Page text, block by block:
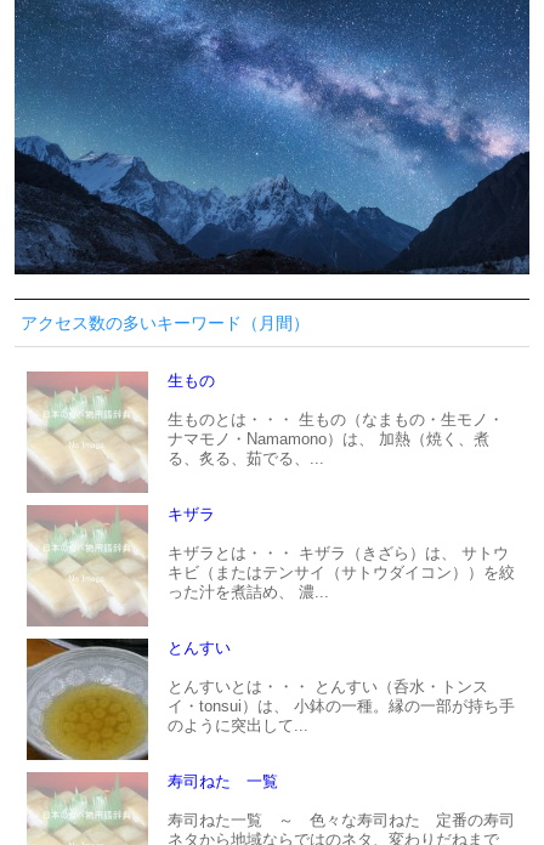
アクセス数の多いキーワード（月間）
生もの
生ものとは・・・ 生もの（なまもの・生モノ・
ナマモノ・Namamono）は、 加熱（焼く、煮
る、炙る、茹でる、...
キザラ
キザラとは・・・ キザラ（きざら）は、 サトウ
キビ（またはテンサイ（サトウダイコン））を絞
った汁を煮詰め、 濃...
とんすい
とんすいとは・・・ とんすい（呑水・トンス
イ・tonsui）は、 小鉢の一種。縁の一部が持ち手
のように突出して...
寿司ねた 一覧
寿司ねた一覧 ～ 色々な寿司ねた 定番の寿司
ネタから地域ならではのネタ、変わりだねまで